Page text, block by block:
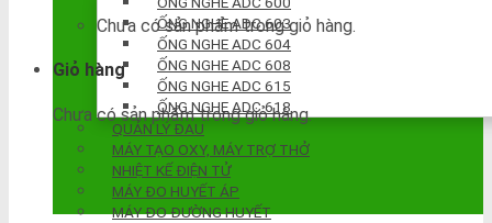
Chưa có sản phẩm trong giỏ hàng.
Giỏ hàng
Chưa có sản phẩm trong giỏ hàng.
ỐNG NGHE ADC 603
ỐNG NGHE ADC 604
ỐNG NGHE ADC 608
ỐNG NGHE ADC 615
ỐNG NGHE ADC 618
QUẢN LÝ ĐAU
MÁY TẠO OXY, MÁY TRỢ THỞ
NHIỆT KẾ ĐIỆN TỬ
MÁY ĐO HUYẾT ÁP
MÁY ĐO ĐƯỜNG HUYẾT